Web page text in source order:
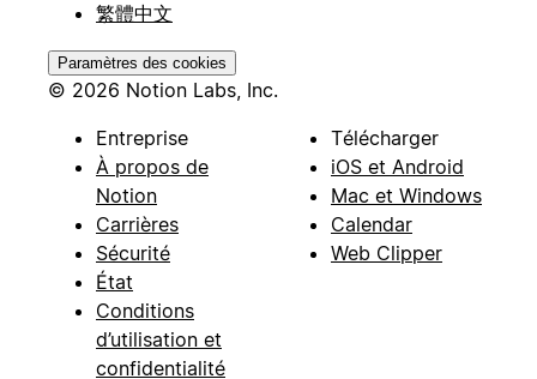
繁體中文
Paramètres des cookies
© 2026 Notion Labs, Inc.
Entreprise
À propos de
Notion
Carrières
Sécurité
État
Conditions
d’utilisation et
confidentialité
Télécharger
iOS et Android
Mac et Windows
Calendar
Web Clipper